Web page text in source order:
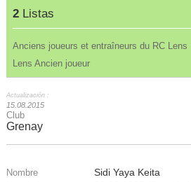
2 Listas
Anciens joueurs et entraîneurs du RC Lens
Lens Ancien joueur
Actualización :
15.08.2015
Club
Grenay
Nombre Sidi Yaya Keita